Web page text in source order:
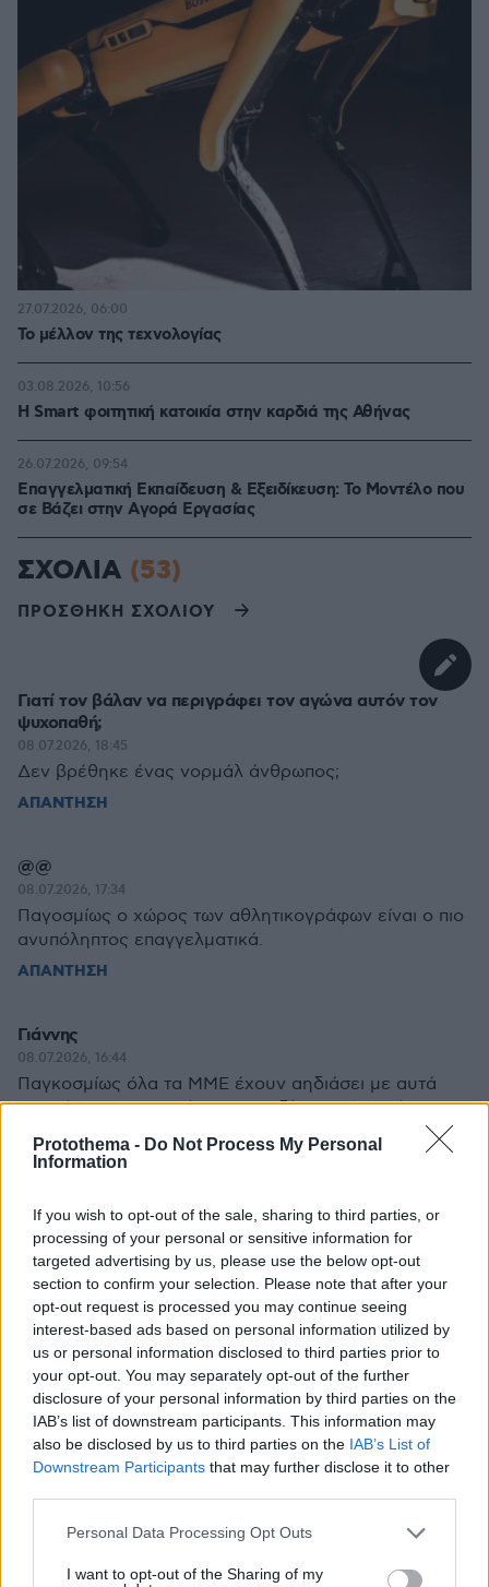
Protothema - Do Not Process My Personal
Information
If you wish to opt-out of the sale, sharing to third parties, or
processing of your personal or sensitive information for
targeted advertising by us, please use the below opt-out
section to confirm your selection. Please note that after your
opt-out request is processed you may continue seeing
interest-based ads based on personal information utilized by
us or personal information disclosed to third parties prior to
your opt-out. You may separately opt-out of the further
disclosure of your personal information by third parties on the
IAB’s list of downstream participants. This information may
also be disclosed by us to third parties on the IAB’s List of
Downstream Participants that may further disclose it to other
Please note that this website/app uses one or more Google
not limited to your visit or usage behaviour. You may click to
Personal Data Processing Opt Outs
I want to opt-out of the Sharing of my
Το μέλλον της τεχνολογίας
27.07.2026, 06:00
Η Smart φοιτητική κατοικία στην καρδιά της Αθήνας
03.08.2026, 10:56
Επαγγελματική Εκπαίδευση & Εξειδίκευση: Το Mοντέλο που
σε Bάζει στην Aγορά Eργασίας
26.07.2026, 09:54
ΣΧΟΛΙΑ (53)
ΠΡΟΣΘΗΚΗ ΣΧΟΛΙΟΥ
Γιατί τον βάλαν να περιγράφει τον αγώνα αυτόν τον
ψυχοπαθή;
08.07.2026, 18:45
Δεν βρέθηκε ένας νορμάλ άνθρωπος;
ΑΠΑΝΤΗΣΗ
@@
08.07.2026, 17:34
Παγοσμίως ο χώρος των αθλητικογράφων είναι ο πιο
ανυπόληπτος επαγγελματικά.
ΑΠΑΝΤΗΣΗ
Γιάννης
08.07.2026, 16:44
Παγκοσμίως όλα τα ΜΜΕ έχουν αηδιάσει με αυτά
που γίνονται σε αυτή την παρωδία Νο2 (η πρώτη
παρωδία ήταν το Μουντιάλ στο Κατάρ). Όπως είπε και
ο προπονητής της Αιγύπτου δεν αξίζει να ξαναδείς
ούτε στα τοπικά πρωταθλήματα δεν βλέπεις.
ΑΠΑΝΤΗΣΗ
Kostas 13
08.07.2026, 16:57
Λογικα είσαι πάντα παντελώς άσχετος με το
άθλημα και γραφεις για να κάνεις σόου.
ΑΠΑΝΤΗΣΗ
Συνήγορος
08.07.2026, 15:43
Σήμερα κατέθεσε η Κούβα αίτημα στον ΟΗΕ για να
συζητηθεί η νομιμότητα του αμερικανικού εμπάργκο
εις βάρος της. Από 200 τόσες χώρες, μόνο 9.
Ολογράφως ΕΝΝΙΑ, μειοψήφησαν. Μεταξύ αυτών,